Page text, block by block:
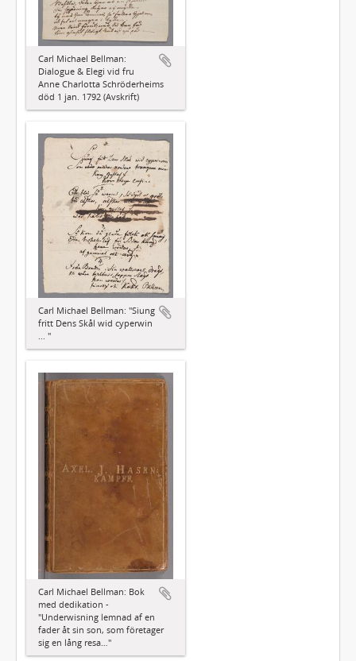
Carl Michael Bellman:
Dialogue & Elegi vid fru
Anne Charlotta Schröderheims
död 1 jan. 1792 (Avskrift)
Carl Michael Bellman: "Siung
fritt Dens Skål wid cyperwin
... "
Carl Michael Bellman: Bok
med dedikation -
"Underwisning lemnad af en
fader åt sin son, som företager
sig en lång resa…"